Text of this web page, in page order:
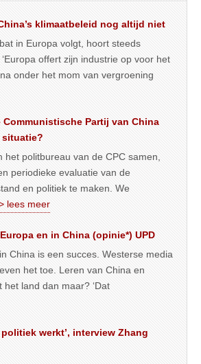
klimaatbeleid nog altijd niet
in Europa volgt, hoort steeds
offert zijn industrie op voor het
onder het mom van vergroening
Communistische Partij van China
situatie?
het politbureau van de CPC samen,
periodieke evaluatie van de
en politiek te maken. We
lees meer
en in China (opinie*) UPD
China is een succes. Westerse media
het toe. Leren van China en
land dan maar? ‘Dat
politiek werkt’, interview Zhang